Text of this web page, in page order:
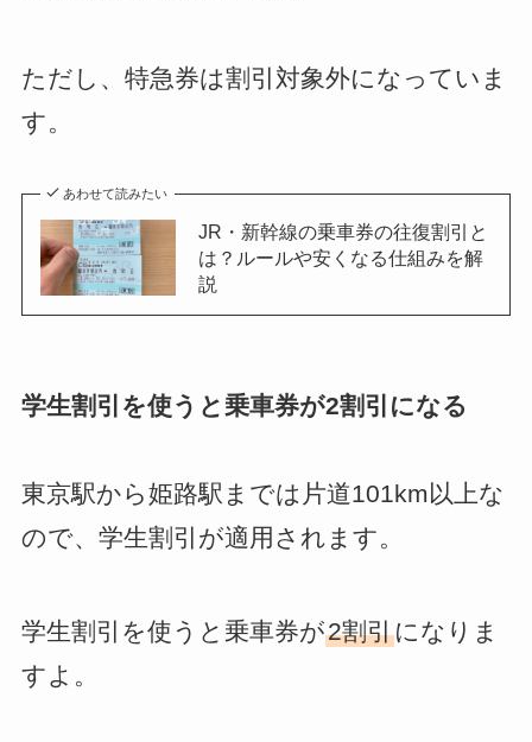
ただし、特急券は割引対象外になっていま
す。
あわせて読みたい
JR・新幹線の乗車券の往復割引と
は？ルールや安くなる仕組みを解
説
学生割引を使うと乗車券が2割引になる
東京駅から姫路駅までは片道101km以上な
ので、学生割引が適用されます。
学生割引を使うと乗車券が2割引になりま
すよ。